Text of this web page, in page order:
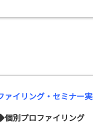
ァイリング・セミナー
別プロファイリング